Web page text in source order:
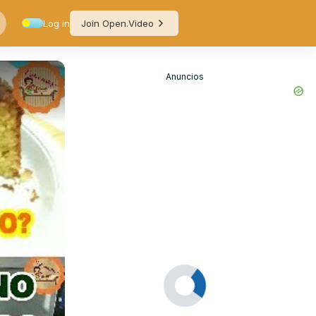
Log in Join Open.Video
Anuncios